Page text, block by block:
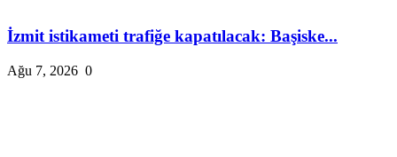
İzmit istikameti trafiğe kapatılacak: Başiske...
Ağu 7, 2026 0